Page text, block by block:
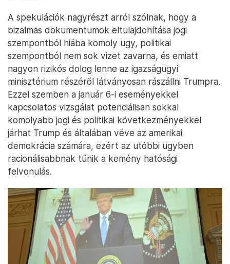
A spekulációk nagyrészt arról szólnak, hogy a
bizalmas dokumentumok eltulajdonítása jogi
szempontból hiába komoly ügy, politikai
szempontból nem sok vizet zavarna, és emiatt
nagyon rizikós dolog lenne az igazságügyi
minisztérium részéről látványosan rászállni Trumpra.
Ezzel szemben a január 6-i eseményekkel
kapcsolatos vizsgálat potenciálisan sokkal
komolyabb jogi és politikai következményekkel
járhat Trump és általában véve az amerikai
demokrácia számára, ezért az utóbbi ügyben
racionálisabbnak tűnik a kemény hatósági
felvonulás.